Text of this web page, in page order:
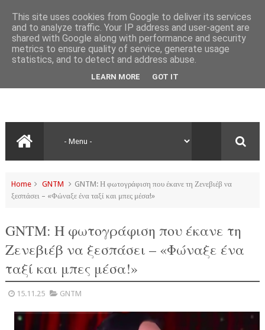
Home GNTM
GNTM: Η φωτογράφιση που έκανε τη Ζενεβιέβ να
ξεσπάσει – «Φώναξε ένα ταξί και μπες μέσα!»
GNTM: Η φωτογράφιση που έκανε τη
Ζενεβιέβ να ξεσπάσει – «Φώναξε ένα
ταξί και μπες μέσα!»
15.11.25 GNTM
This site uses cookies from Google to deliver its services
and to analyze traffic. Your IP address and user-agent are
shared with Google along with performance and security
metrics to ensure quality of service, generate usage
statistics, and to detect and address abuse.
LEARN MORE GOT IT